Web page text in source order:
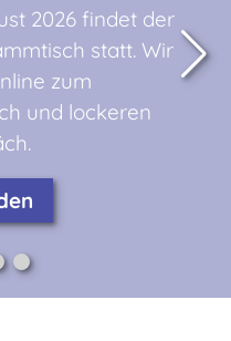
2026 findet der
statt. Wir
zum
und lockeren